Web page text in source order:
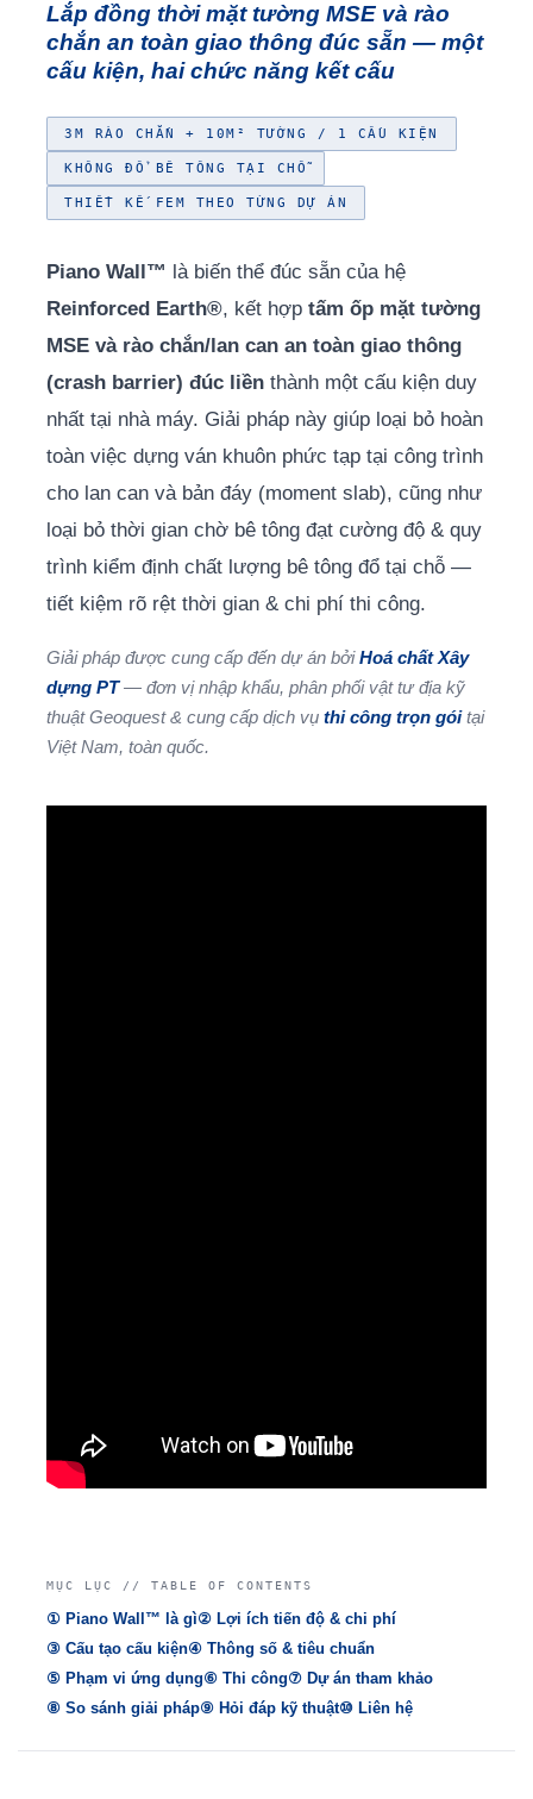
Lắp đồng thời mặt tường MSE và rào
chắn an toàn giao thông đúc sẵn — một
cấu kiện, hai chức năng kết cấu
3M RÀO CHẮN + 10M² TƯỜNG / 1 CẤU KIỆN
KHÔNG ĐỔ BÊ TÔNG TẠI CHỖ
THIẾT KẾ FEM THEO TỪNG DỰ ÁN
Piano Wall™ là biến thể đúc sẵn của hệ
Reinforced Earth®, kết hợp tấm ốp mặt tường
MSE và rào chắn/lan can an toàn giao thông
(crash barrier) đúc liền thành một cấu kiện duy
nhất tại nhà máy. Giải pháp này giúp loại bỏ hoàn
toàn việc dựng ván khuôn phức tạp tại công trình
cho lan can và bản đáy (moment slab), cũng như
loại bỏ thời gian chờ bê tông đạt cường độ & quy
trình kiểm định chất lượng bê tông đổ tại chỗ —
tiết kiệm rõ rệt thời gian & chi phí thi công.
Giải pháp được cung cấp đến dự án bởiHoá chất Xây
dựng PT— đơn vị nhập khẩu, phân phối vật tư địa kỹ
thuật Geoquest & cung cấp dịch vụ thi công trọn góitại
Việt Nam, toàn quốc.
MỤC LỤC // TABLE OF CONTENTS
① Piano Wall™ là gì② Lợi ích tiến độ & chi phí
③ Cấu tạo cấu kiện④ Thông số & tiêu chuẩn
⑤ Phạm vi ứng dụng⑥ Thi công⑦ Dự án tham khảo
⑧ So sánh giải pháp⑨ Hỏi đáp kỹ thuật⑩ Liên hệ